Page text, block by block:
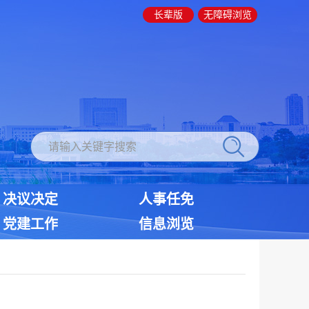
长辈版 无障碍浏览
决议决定
人事任免
党建工作 信息浏览